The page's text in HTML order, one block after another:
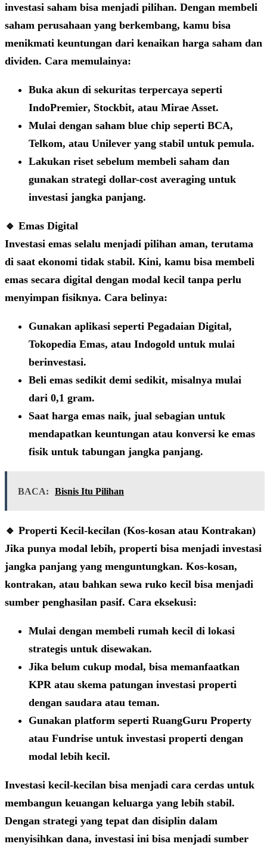
investasi saham bisa menjadi pilihan. Dengan membeli
saham perusahaan yang berkembang, kamu bisa
menikmati keuntungan dari kenaikan harga saham dan
dividen. Cara memulainya:
Buka akun di sekuritas terpercaya seperti
IndoPremier, Stockbit, atau Mirae Asset.
Mulai dengan saham blue chip seperti BCA,
Telkom, atau Unilever yang stabil untuk pemula.
Lakukan riset sebelum membeli saham dan
gunakan strategi dollar-cost averaging untuk
investasi jangka panjang.
🔹 Emas Digital
Investasi emas selalu menjadi pilihan aman, terutama
di saat ekonomi tidak stabil. Kini, kamu bisa membeli
emas secara digital dengan modal kecil tanpa perlu
menyimpan fisiknya. Cara belinya:
Gunakan aplikasi seperti Pegadaian Digital,
Tokopedia Emas, atau Indogold untuk mulai
berinvestasi.
Beli emas sedikit demi sedikit, misalnya mulai
dari 0,1 gram.
Saat harga emas naik, jual sebagian untuk
mendapatkan keuntungan atau konversi ke emas
fisik untuk tabungan jangka panjang.
BACA: Bisnis Itu Pilihan
🔹 Properti Kecil-kecilan (Kos-kosan atau Kontrakan)
Jika punya modal lebih, properti bisa menjadi investasi
jangka panjang yang menguntungkan. Kos-kosan,
kontrakan, atau bahkan sewa ruko kecil bisa menjadi
sumber penghasilan pasif. Cara eksekusi:
Mulai dengan membeli rumah kecil di lokasi
strategis untuk disewakan.
Jika belum cukup modal, bisa memanfaatkan
KPRatau skema patungan investasi properti
dengan saudara atau teman.
Gunakan platform seperti RuangGuru Property
atau Fundrise untuk investasi properti dengan
modal lebih kecil.
Investasi kecil-kecilan bisa menjadi cara cerdas untuk
membangun keuangan keluarga yang lebih stabil.
Dengan strategi yang tepat dan disiplin dalam
menyisihkan dana, investasi ini bisa menjadi sumber